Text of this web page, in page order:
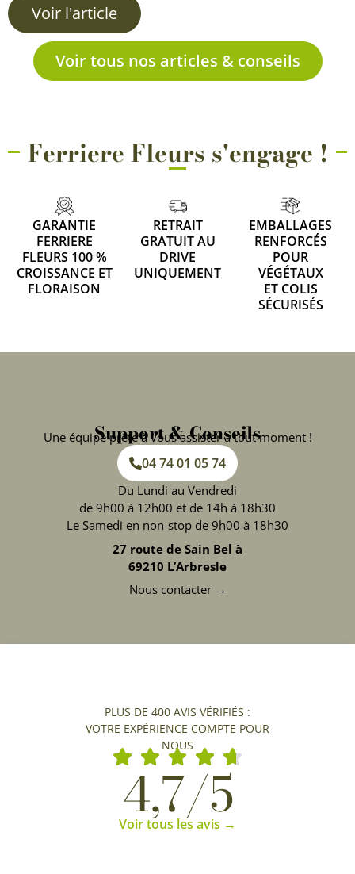
Voir l'article
Voir tous nos articles & conseils
Ferriere Fleurs s'engage !
GARANTIE
FERRIERE
FLEURS 100 %
CROISSANCE ET
FLORAISON
RETRAIT
GRATUIT AU
DRIVE
UNIQUEMENT
EMBALLAGES
RENFORCÉS
POUR
VÉGÉTAUX
ET COLIS
SÉCURISÉS
Support & Conseils
Une équipe prête à vous assister à tout moment !
04 74 01 05 74
Du Lundi au Vendredi
de 9h00 à 12h00 et de 14h à 18h30
Le Samedi en non-stop de 9h00 à 18h30
27 route de Sain Bel à
69210 L’Arbresle
Nous contacter →
PLUS DE 400 AVIS VÉRIFIÉS :
VOTRE EXPÉRIENCE COMPTE POUR
NOUS
4,7/5
Voir tous les avis →